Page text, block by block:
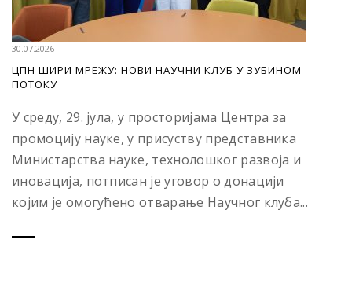
30.07.2026
ЦПН ШИРИ МРЕЖУ: НОВИ НАУЧНИ КЛУБ У ЗУБИНОМ
ПОТОКУ
У среду, 29. јула, у просторијама Центра за
промоцију науке, у присуству представника
Министарства науке, технолошког развоја и
иновација, потписан је уговор о донацији
којим је омогућено отварање Научног клуба...